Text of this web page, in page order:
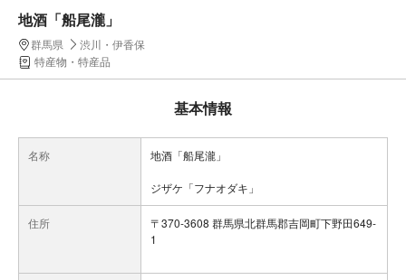
地酒「船尾瀧」
群馬県
渋川・伊香保
特産物・特産品
基本情報
名称 地酒「船尾瀧」
ジザケ「フナオダキ」
住所
〒370-3608 群馬県北群馬郡吉岡町下野田649-
1